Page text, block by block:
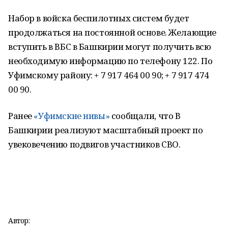
Набор в войска беспилотных систем будет
продолжаться на постоянной основе. Желающие
вступить в ВБС в Башкирии могут получить всю
необходимую информацию по телефону 122. По
Уфимскому району: + 7 917 464 00 90; + 7 917 474
00 90.
Ранее«Уфимские нивы» сообщали, что В
Башкирии реализуют масштабный проект по
увековечению подвигов участников СВО.
Автор: